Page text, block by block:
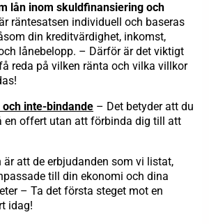
lån inom skuldfinansiering och
räntesatsen individuell och baseras
din kreditvärdighet, inkomst,
lånebelopp. – Därför är det viktigt
reda på vilken ränta och vilka villkor
inte-bindande – Det betyder att du
en offert utan att förbinda dig till att
är att de erbjudanden som vi listat,
till din ekonomi och dina
– Ta det första steget mot en
idag!